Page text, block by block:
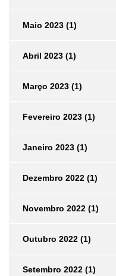
Maio 2023 (1)
Abril 2023 (1)
Março 2023 (1)
Fevereiro 2023 (1)
Janeiro 2023 (1)
Dezembro 2022 (1)
Novembro 2022 (1)
Outubro 2022 (1)
Setembro 2022 (1)